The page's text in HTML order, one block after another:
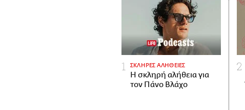
ΣΚΛΗΡΕΣ ΑΛΗΘΕΙΕΣ
H σκληρή αλήθεια για
τον Πάνο Βλάχο